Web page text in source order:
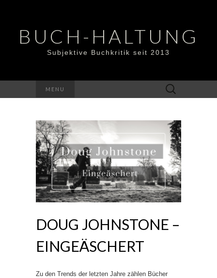
BUCH-HALTUNG
Subjektive Buchkritik seit 2013
MENU
Suchen
nach:
DOUG JOHNSTONE –
EINGEÄSCHERT
Zu den Trends der letzten Jahre zählen Bücher